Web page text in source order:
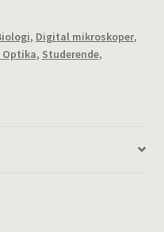
, Digital mikroskoper,
Optika, Studerende,